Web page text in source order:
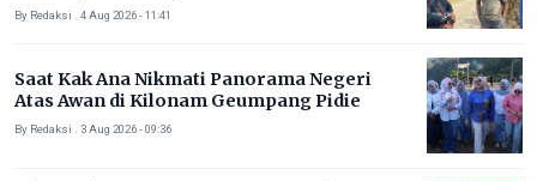
By Redaksi . 4 Aug 2026 - 11:41
Saat Kak Ana Nikmati Panorama Negeri
Atas Awan di Kilonam Geumpang Pidie
By Redaksi . 3 Aug 2026 - 09:36